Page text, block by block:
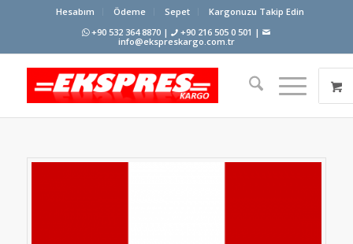
Hesabım Ödeme Sepet
Kargonuzu Takip Edin
+90 532 364 8870 |
+90 216 505 0 501 |
info@ekspreskargo.com.tr